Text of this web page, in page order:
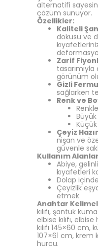
alternatifi
çözüm sunuyor.
Özellikler:
Kaliteli
dokusu ve
Zarif
görünüm
Gizli
sağlarken
Renk ve
Çeyiz
nişan ve
güvenle
Kullanım
Abiye,
kıyafetleri
Dolap
Çeyizlik
etmek
Anahtar
kılıfı, şantuk
elbise kılıfı,
kılıfı 145×60 cm,
107×61 cm, krem
hurcu.